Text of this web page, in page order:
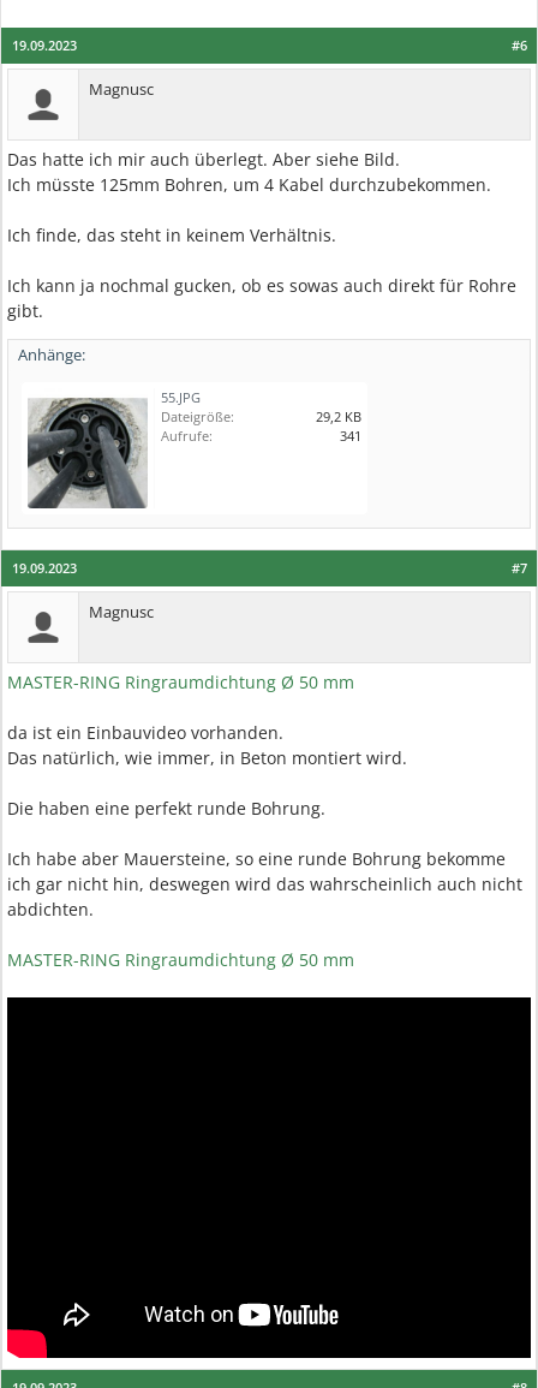
#6
19.09.2023
Magnusc
Das hatte ich mir auch überlegt. Aber siehe Bild.
Ich müsste 125mm Bohren, um 4 Kabel durchzubekommen.
Ich finde, das steht in keinem Verhältnis.
Ich kann ja nochmal gucken, ob es sowas auch direkt für Rohre
gibt.
Anhänge:
55.JPG
Dateigröße:
29,2 KB
Aufrufe:
341
#7
19.09.2023
Magnusc
MASTER-RING Ringraumdichtung Ø 50 mm
da ist ein Einbauvideo vorhanden.
Das natürlich, wie immer, in Beton montiert wird.
Die haben eine perfekt runde Bohrung.
Ich habe aber Mauersteine, so eine runde Bohrung bekomme
ich gar nicht hin, deswegen wird das wahrscheinlich auch nicht
abdichten.
MASTER-RING Ringraumdichtung Ø 50 mm